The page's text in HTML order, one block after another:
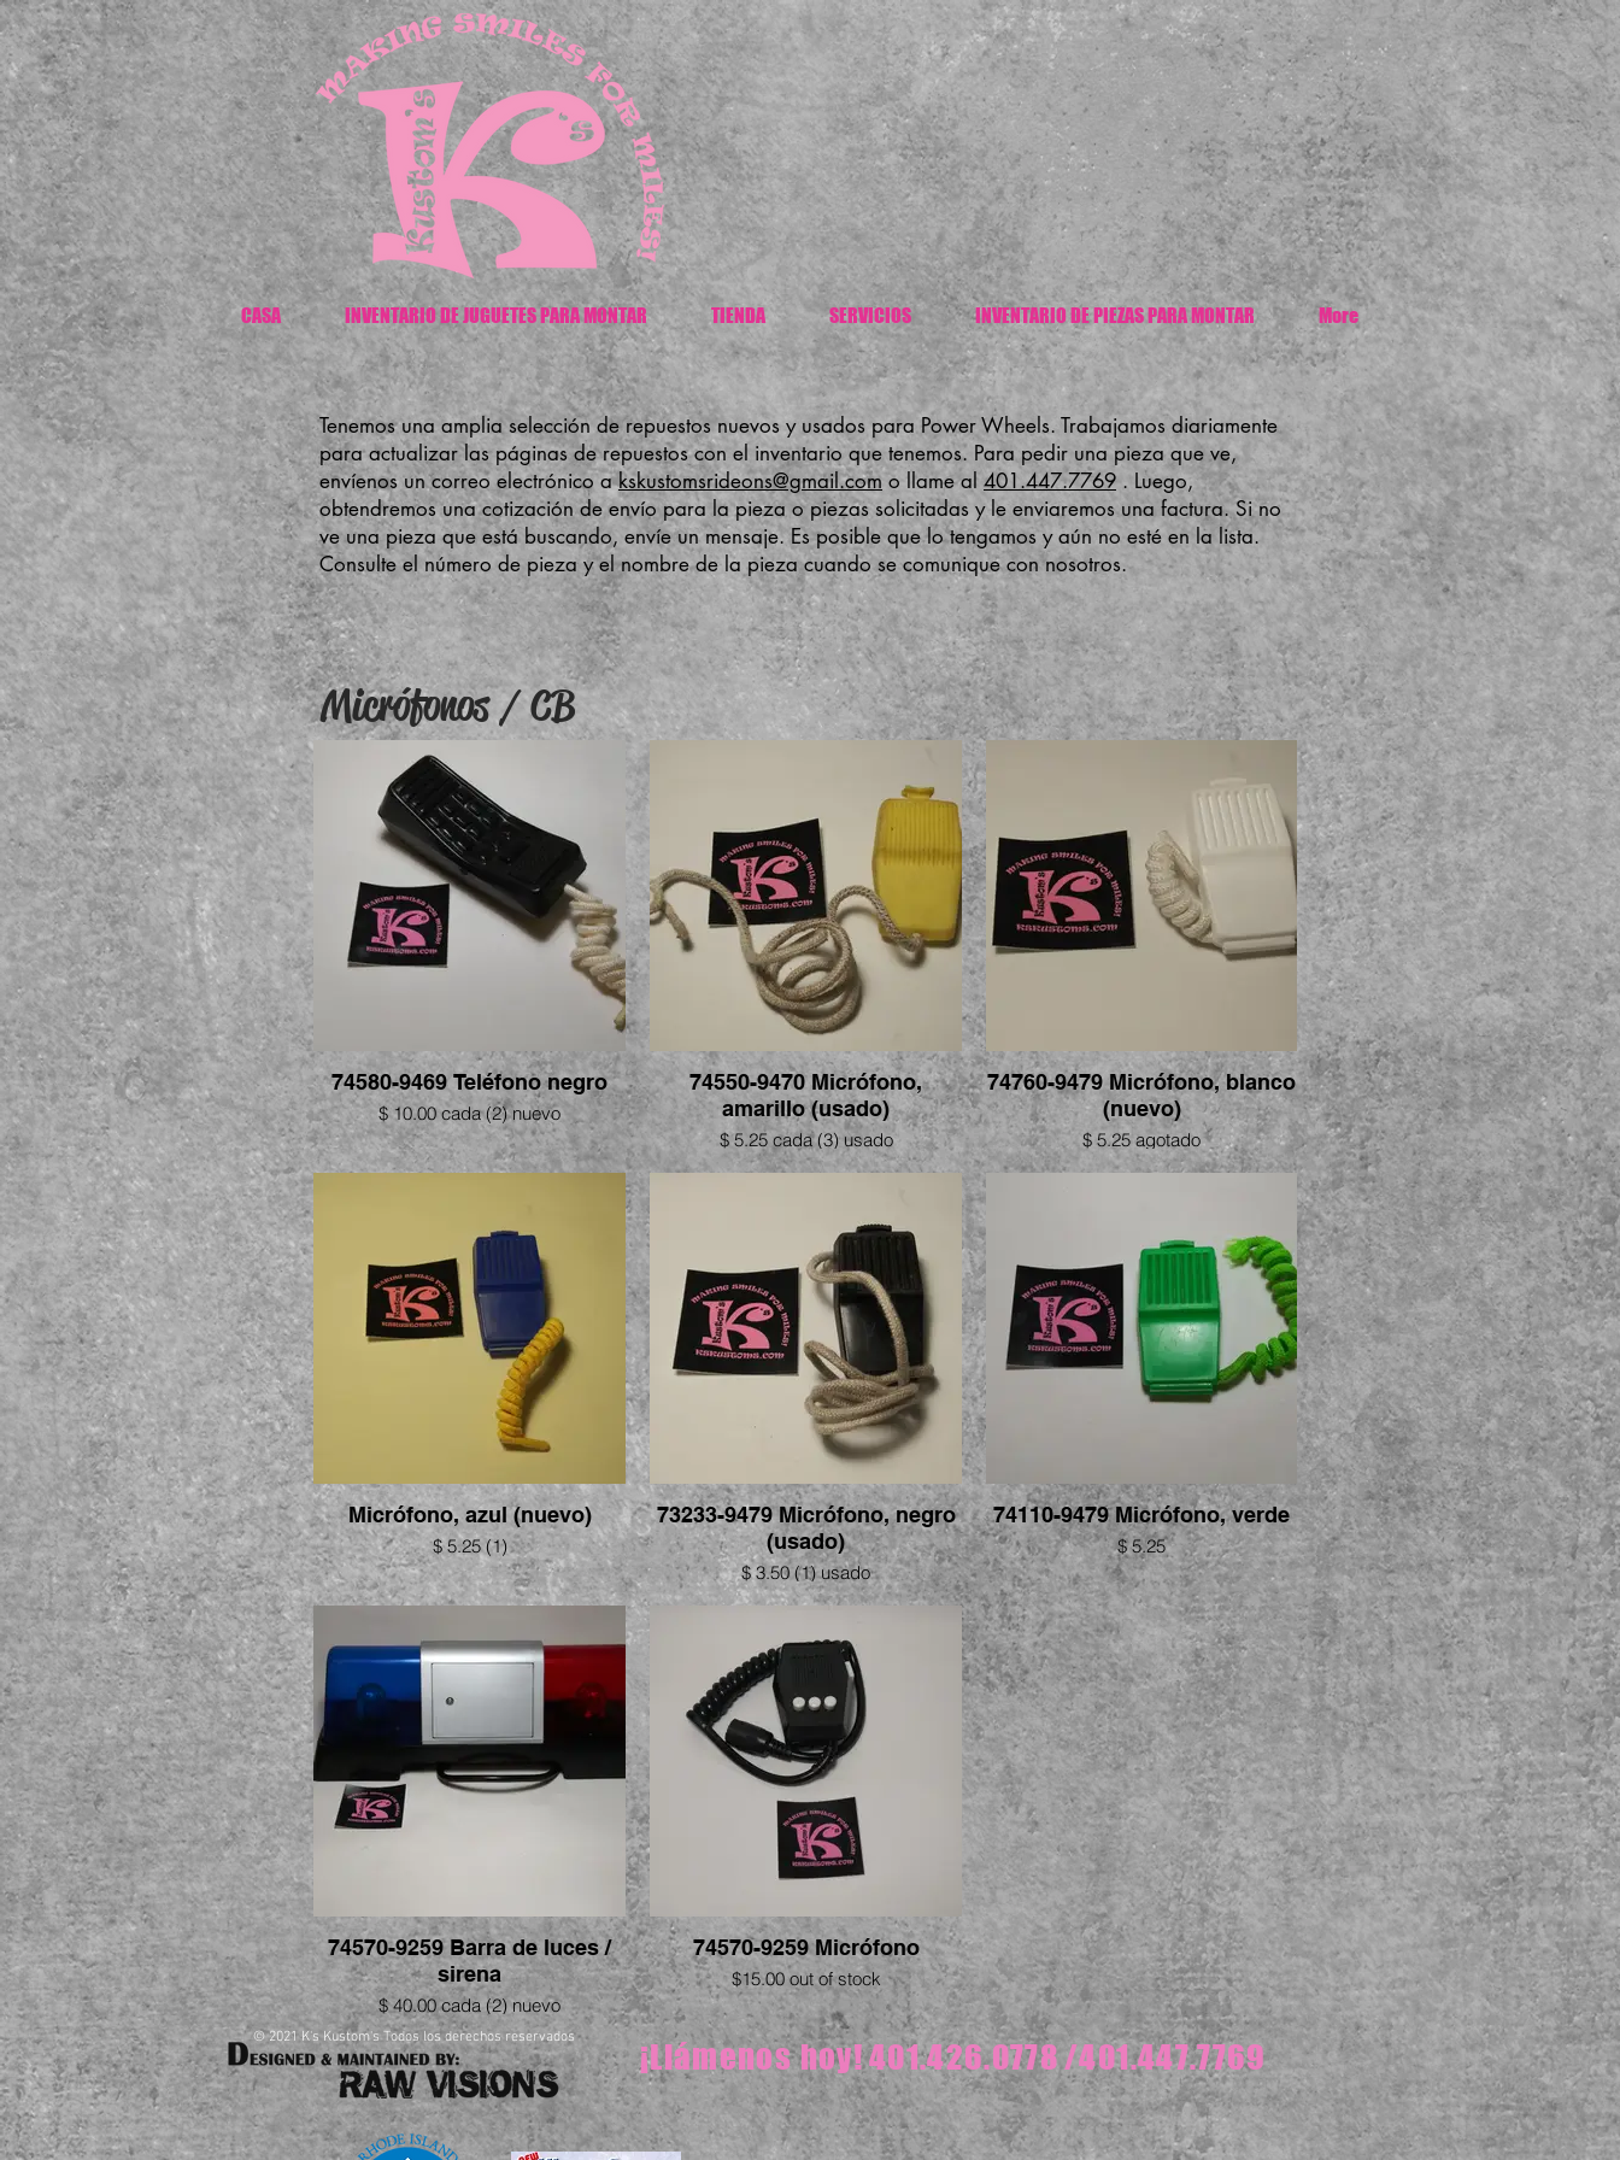
CASA INVENTARIO DE JUGUETES PARA MONTAR TIENDA SERVICIOS INVENTARIO DE PIEZAS PARA MONTAR More
Tenemos una amplia selección de repuestos nuevos y usados para Power Wheels. Trabajamos diariamente
para actualizar las páginas de repuestos con el inventario que tenemos. Para pedir una pieza que ve,
envíenos un correo electrónico akskustomsrideons@gmail.como llame al 401.447.7769 . Luego,
obtendremos una cotización de envío para la pieza o piezas solicitadas y le enviaremos una factura. Si no
ve una pieza que está buscando, envíe un mensaje. Es posible que lo tengamos y aún no esté en la lista.
Consulte el número de pieza y el nombre de la pieza cuando se comunique con nosotros.
Micrófonos / CB
74580-9469 Teléfono negro
$ 10.00 cada (2) nuevo
74550-9470 Micrófono,
amarillo (usado)
$ 5.25 cada (3) usado
74760-9479 Micrófono, blanco
(nuevo)
$ 5.25 agotado
Micrófono, azul (nuevo)
$ 5.25 (1)
73233-9479 Micrófono, negro
(usado)
$ 3.50 (1) usado
74110-9479 Micrófono, verde
$ 5.25
74570-9259 Barra de luces /
sirena
$ 40.00 cada (2) nuevo
74570-9259 Micrófono
$15.00 out of stock
© 2021 K's Kustom's Todos los derechos reservados ¡Llámenos hoy!401.426.0778/401.447.7769